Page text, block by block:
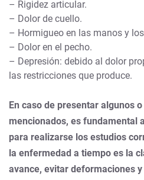
– Rigidez articular.
– Dolor de cuello.
– Hormigueo en las manos y
– Dolor en el pecho.
– Depresión: debido al dolor
las restricciones que produce.
En caso de presentar algunos
mencionados, es fundamental
para realizarse los estudios
la enfermedad a tiempo es la
avance, evitar deformaciones